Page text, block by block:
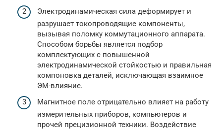
Электродинамическая сила деформирует и
разрушает токопроводящие компоненты,
вызывая поломку коммутационного аппарата.
Способом борьбы является подбор
комплектующих с повышенной
электродинамической стойкостью и правильная
компоновка деталей, исключающая взаимное
ЭМ-влияние.
Магнитное поле отрицательно влияет на работу
измерительных приборов, компьютеров и
прочей прецизионной техники. Воздействие